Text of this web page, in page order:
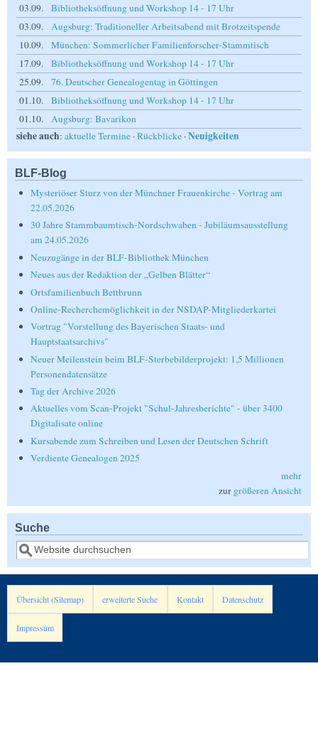
03.09.
Bibliotheksöffnung und Workshop 14 - 17 Uhr
03.09.
Augsburg: Traditioneller Arbeitsabend mit Brotzeitspende
10.09.
München: Sommerlicher Familienforscher-Stammtisch
17.09.
Bibliotheksöffnung und Workshop 14 - 17 Uhr
25.09.
76. Deutscher Genealogentag in Göttingen
01.10.
Bibliotheksöffnung und Workshop 14 - 17 Uhr
01.10.
Augsburg: Bavarikon
siehe auch: aktuelle Termine ·Rückblicke ·Neuigkeiten
BLF-Blog
Mysteriöser Sturz von der Münchner Frauenkirche - Vortrag am
22.05.2026
30 Jahre Stammbaumtisch-Nordschwaben - Jubiläumsausstellung
am 24.05.2026
Neuzugänge in der BLF-Bibliothek München
Neues aus der Redaktion der „Gelben Blätter“
Ortsfamilienbuch Bettbrunn
Online-Recherchemöglichkeit in der NSDAP-Mitgliederkartei
Vortrag "Vorstellung des Bayerischen Staats- und
Hauptstaatsarchivs"
Neuer Meilenstein beim BLF-Sterbebilderprojekt: 1,5 Millionen
Personendatensätze
Tag der Archive 2026
Aktuelles vom Scan-Projekt "Schul-Jahresberichte" - über 3400
Digitalisate online
Kursabende zum Schreiben und Lesen der Deutschen Schrift
Verdiente Genealogen 2025
mehr
zur größeren Ansicht
Suche
Suche
Übersicht (Sitemap) erweiterte Suche Kontakt Datenschutz
Impressum